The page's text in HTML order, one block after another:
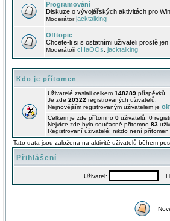
Programování
Diskuze o vývojářských aktivitách pro
Moderátorjacktalking
Offtopic
Chcete-li si s ostatními uživateli prostě jen
Moderátoři cHaOOs jacktalking
Kdo je přítomen
Uživatelé zaslali celkem 148289 příspěvků.
Je zde 20322 registrovaných uživatelů.
Nejnovějším registrovaným uživatelem je
Celkem je zde přítomno 0 uživatelů: 0
Nejvíce zde bylo současně přítomno 83
Registrovaní uživatelé: nikdo není přítomen
Tato data jsou založena na aktivitě uživatelů během
Přihlášení
Uživatel: